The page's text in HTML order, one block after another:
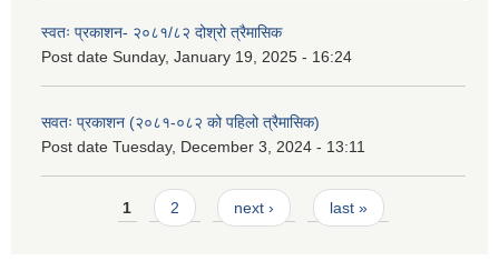
स्वतः प्रकाशन- २०८१/८२ दोश्रो त्रैमासिक
Post date Sunday, January 19, 2025 - 16:24
सवतः प्रकाशन (२०८१-०८२ को पहिलो त्रैमासिक)
Post date Tuesday, December 3, 2024 - 13:11
Pages1 2 next › last »